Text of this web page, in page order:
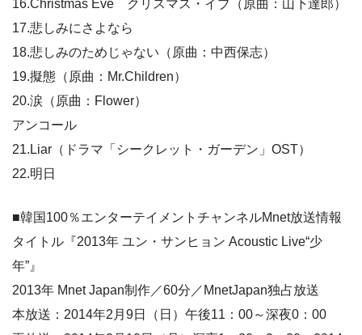
16.Christmas Eve クリスマス・イブ（原曲：山下達郎）
17.悲しみにさよなら
18.悲しみのためじゃない（原曲：中西保志）
19.擬態（原曲：Mr.Children）
20.涙（原曲：Flower）
アンコール
21.Liar（ドラマ「シークレット・ガーデン」OST）
22.明日
■韓国100％エンターテイメントチャンネルMnet放送情報
タイトル『2013年 ユン・サンヒョン Acoustic Live“少
年”』
2013年 Mnet Japan制作／60分／MnetJapan独占放送
本放送：2014年2月9日（日）午後11：00～深夜0：00